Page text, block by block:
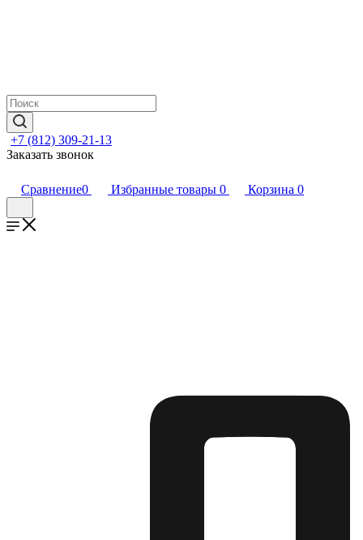
+7 (812) 309-21-13
Заказать звонок
Сравнение0 Избранные товары 0 Корзина 0